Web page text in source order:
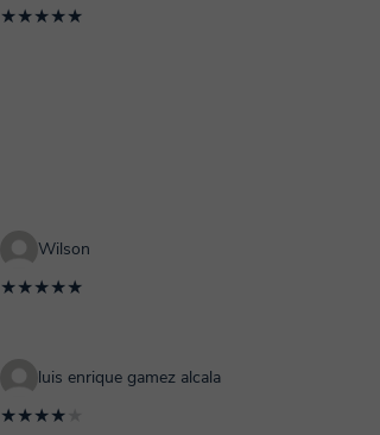
★★★★★
Wilson
★★★★★
luis enrique gamez alcala
★★★★